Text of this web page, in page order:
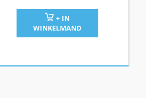
+ IN
WINKELMAND